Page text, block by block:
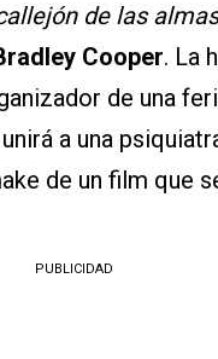
de las
Cooper. La
de una
a una
de un film que
PUBLICIDAD